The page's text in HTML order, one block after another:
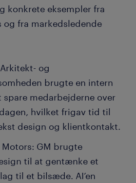
konkrete eksempler fra
og fra markedsledende
og
brugte en intern
medarbejderne over
hvilket frigav tid til
design og klientkontakt.
Motors: GM brugte
til at gentænke et
til et bilsæde. AI’en